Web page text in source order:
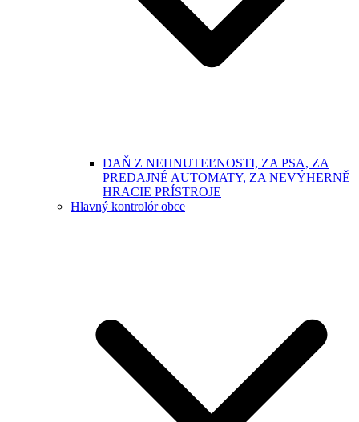
DAŇ Z NEHNUTEĽNOSTI, ZA PSA, ZA
PREDAJNÉ AUTOMATY, ZA NEVÝHERNĚ
HRACIE PRÍSTROJE
Hlavný kontrolór obce